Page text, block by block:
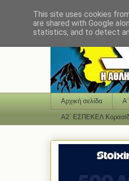
Αρχική σελίδα
Α2΄ ΕΣΠΕΚΕΛ
This site uses cookies
are shared with Google
statistics, and to detect